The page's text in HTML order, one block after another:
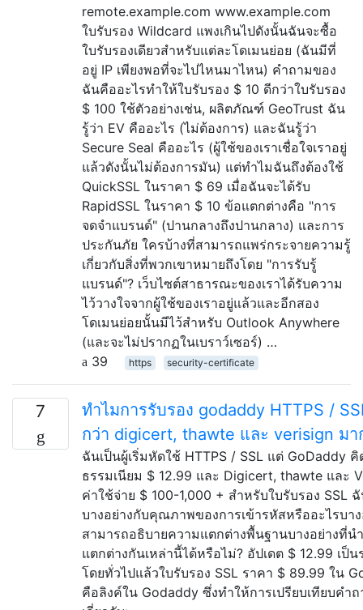
remote.example.com www.example.com
ใบรับรอง Wildcard แพงเกินไปดังนั้นฉันจะซื้อ
ใบรับรองเดียวสำหรับแต่ละโดเมนย่อย (ฉันมีที่
อยู่ IP เพียงพอที่จะไปไหนมาไหน) คำถามของ
ฉันคืออะไรทำให้ใบรับรอง $ 10 ดีกว่าใบรับรอง
$ 100 ใช้ตัวอย่างเช่น, ผลิตภัณฑ์ GeoTrust ฉัน
รู้ว่า EV คืออะไร (ไม่ต้องการ) และฉันรู้ว่า
Secure Seal คืออะไร (ผู้ใช้ของเราเชื่อใจเราอยู่
แล้วดังนั้นไม่ต้องการมัน) แต่ทำไมฉันถึงต้องใช้
QuickSSL ในราคา $ 69 เมื่อฉันจะได้รับ
RapidSSL ในราคา $ 10 ข้อแตกต่างคือ "การ
จดจำแบรนด์" (ปานกลางถึงปานกลาง) และการ
ประกันภัย ใครบ้างที่สามารถแพร่กระจายความรู้
เกี่ยวกับสิ่งที่พวกเขาหมายถึงโดย "การรับรู้
แบรนด์"? เว็บไซต์สาธารณะของเราได้รับความ
ไว้วางใจจากผู้ใช้ของเราอยู่แล้วและอีกสอง
โดเมนย่อยนั้นมีไว้สำหรับ Outlook Anywhere
(และจะไม่ปรากฏในเบราว์เซอร์) …
39
https security-certificate
7
ทำไมการรับรอง godaddy HTTPS /
กว่า digicert, thawte และ verisign มา
ฉันเป็นผู้เริ่มหัดใช้ HTTPS / SSL แต่ GoDaddy
ธรรมเนียม $ 12.99 และ Digicert, thawte และ
ค่าใช้จ่าย $ 100-1,000 + สำหรับใบรับรอง SSL
บางอย่างกับคุณภาพของการเข้ารหัสหรืออะไรบา
สามารถอธิบายความแตกต่างพื้นฐานบางอย่างที่น
แตกต่างกันเหล่านี้ได้หรือไม่? อัปเดต $ 12.99 เป็
โดยทั่วไปแล้วใบรับรอง SSL ราคา $ 89.99 ใน
คือลิงค์ใน Godaddy ซึ่งทำให้การเปรียบเทียบคำ